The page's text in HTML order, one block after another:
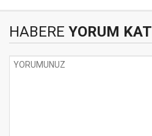
HABERE YORUM KAT